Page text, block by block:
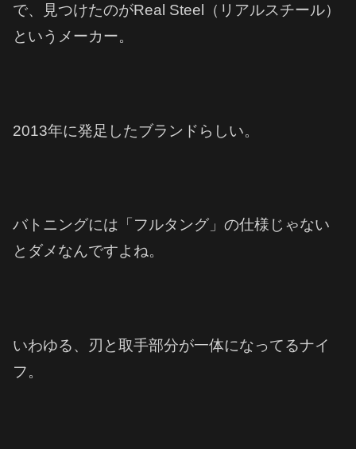
で、見つけたのがReal Steel（リアルスチール）
というメーカー。
2013年に発足したブランドらしい。
バトニングには「フルタング」の仕様じゃない
とダメなんですよね。
いわゆる、刃と取手部分が一体になってるナイ
フ。